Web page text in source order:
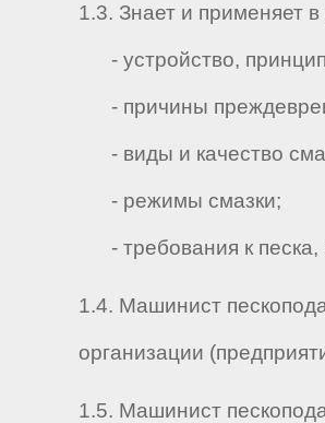
1.3. Знает и применяет в
- устройство, принцип
- причины
- виды и качество
- режимы смазки;
- требования к песка,
1.4. Машинист
организации
1.5. Машинист